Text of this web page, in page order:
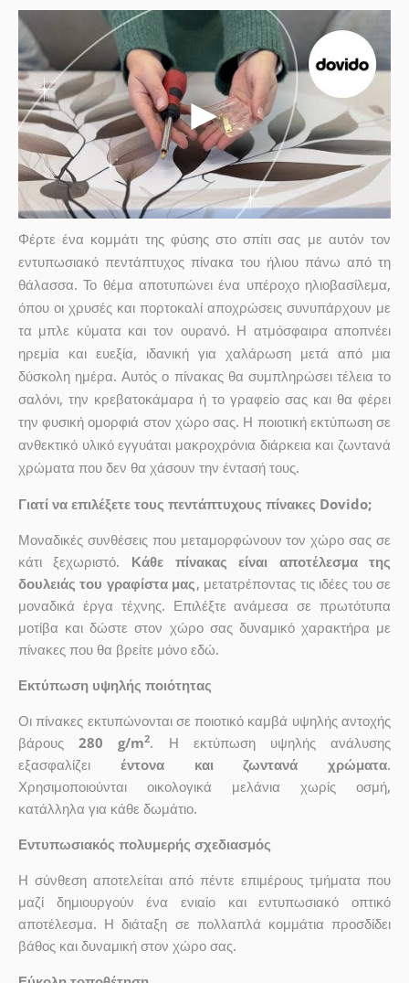
Φέρτε ένα κομμάτι της φύσης στο σπίτι σας με αυτόν τον
εντυπωσιακό πεντάπτυχος πίνακα του ήλιου πάνω από τη
θάλασσα. Το θέμα αποτυπώνει ένα υπέροχο ηλιοβασίλεμα,
όπου οι χρυσές και πορτοκαλί αποχρώσεις συνυπάρχουν με
τα μπλε κύματα και τον ουρανό. Η ατμόσφαιρα αποπνέει
ηρεμία και ευεξία, ιδανική για χαλάρωση μετά από μια
δύσκολη ημέρα. Αυτός ο πίνακας θα συμπληρώσει τέλεια το
σαλόνι, την κρεβατοκάμαρα ή το γραφείο σας και θα φέρει
την φυσική ομορφιά στον χώρο σας. Η ποιοτική εκτύπωση σε
ανθεκτικό υλικό εγγυάται μακροχρόνια διάρκεια και ζωντανά
χρώματα που δεν θα χάσουν την έντασή τους.
Γιατί να επιλέξετε τους πεντάπτυχους πίνακες Dovido;
Μοναδικές συνθέσεις που μεταμορφώνουν τον χώρο σας σε
κάτι ξεχωριστό. Κάθε πίνακας είναι αποτέλεσμα της
δουλειάς του γραφίστα μας, μετατρέποντας τις ιδέες του σε
μοναδικά έργα τέχνης. Επιλέξτε ανάμεσα σε πρωτότυπα
μοτίβα και δώστε στον χώρο σας δυναμικό χαρακτήρα με
πίνακες που θα βρείτε μόνο εδώ.
Εκτύπωση υψηλής ποιότητας
Οι πίνακες εκτυπώνονται σε ποιοτικό καμβά υψηλής αντοχής
βάρους280 g/m2. Η εκτύπωση υψηλής ανάλυσης
εξασφαλίζει έντονα και ζωντανά χρώματα.
Χρησιμοποιούνται οικολογικά μελάνια χωρίς οσμή,
κατάλληλα για κάθε δωμάτιο.
Εντυπωσιακός πολυμερής σχεδιασμός
Η σύνθεση αποτελείται από πέντε επιμέρους τμήματα που
μαζί δημιουργούν ένα ενιαίο και εντυπωσιακό οπτικό
αποτέλεσμα. Η διάταξη σε πολλαπλά κομμάτια προσδίδει
βάθος και δυναμική στον χώρο σας.